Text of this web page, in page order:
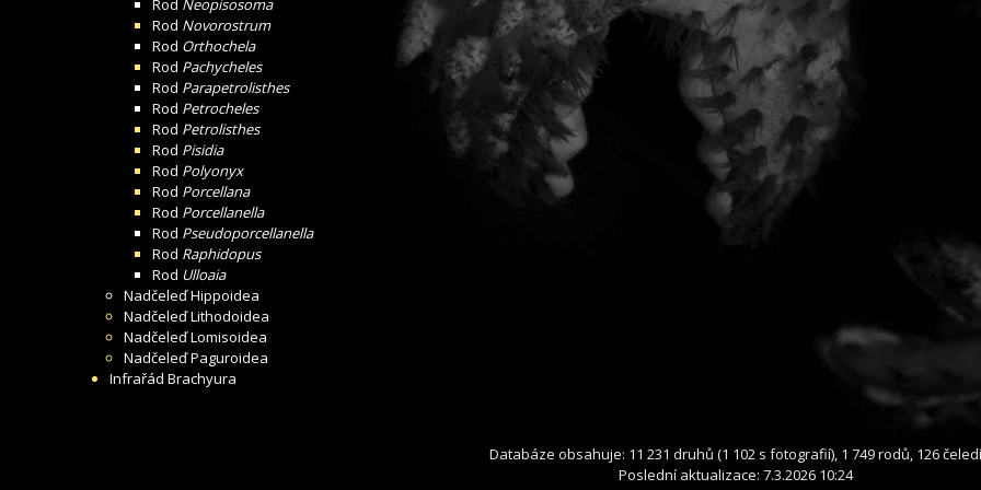
Rod Neopisosoma
Rod Novorostrum
Rod Orthochela
Rod Pachycheles
Rod Parapetrolisthes
Rod Petrocheles
Rod Petrolisthes
Rod Pisidia
Rod Polyonyx
Rod Porcellana
Rod Porcellanella
Rod Pseudoporcellanella
Rod Raphidopus
Rod Ulloaia
NadčeleďHippoidea
NadčeleďLithodoidea
NadčeleďLomisoidea
NadčeleďPaguroidea
Infrařád Brachyura
Databáze obsahuje: 11 231 druhů (1 102 s fotografií), 1 749 rodů, 126 čeledí
Poslední aktualizace: 7.3.2026 10:24